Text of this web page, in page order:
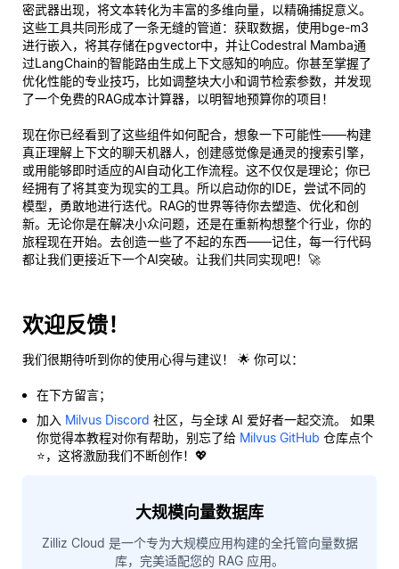
密武器出现，将文本转化为丰富的多维向量，以精确捕捉意义。
这些工具共同形成了一条无缝的管道：获取数据，使用bge-m3
进行嵌入，将其存储在pgvector中，并让Codestral Mamba通
过LangChain的智能路由生成上下文感知的响应。你甚至掌握了
优化性能的专业技巧，比如调整块大小和调节检索参数，并发现
了一个免费的RAG成本计算器，以明智地预算你的项目！
现在你已经看到了这些组件如何配合，想象一下可能性——构建
真正理解上下文的聊天机器人，创建感觉像是通灵的搜索引擎，
或用能够即时适应的AI自动化工作流程。这不仅仅是理论；你已
经拥有了将其变为现实的工具。所以启动你的IDE，尝试不同的
模型，勇敢地进行迭代。RAG的世界等待你去塑造、优化和创
新。无论你是在解决小众问题，还是在重新构想整个行业，你的
旅程现在开始。去创造一些了不起的东西——记住，每一行代码
都让我们更接近下一个AI突破。让我们共同实现吧！🚀
欢迎反馈！
我们很期待听到你的使用心得与建议！ 🌟 你可以：
在下方留言；
加入 Milvus Discord 社区，与全球 AI 爱好者一起交流。 如果
你觉得本教程对你有帮助，别忘了给 Milvus GitHub 仓库点个
⭐，这将激励我们不断创作！💖
大规模向量数据库
Zilliz Cloud 是一个专为大规模应用构建的全托管向量数据
库，完美适配您的 RAG 应用。